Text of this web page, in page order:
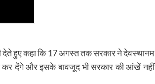
देते हुए कहा कि 17 अगस्त तक सरकार ने देवस्थानम
कर देंगे और इसके बावजूद भी सरकार की आंखें नहीं